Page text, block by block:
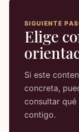
SIGUIENTE
Elige
Si este
concreta,
consultar
contigo.